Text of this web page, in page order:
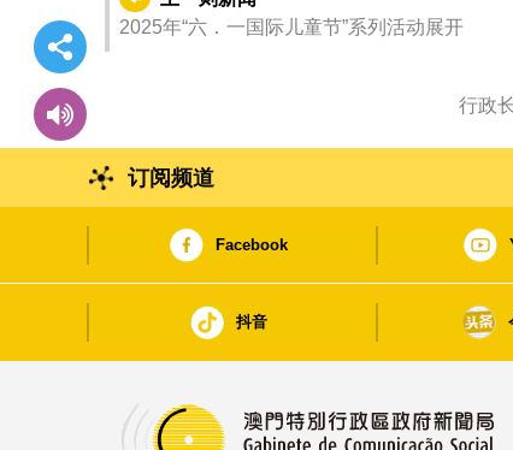
2025年“六．一国际儿童节”系列活动展开
行政
订阅频道
Facebook
抖音